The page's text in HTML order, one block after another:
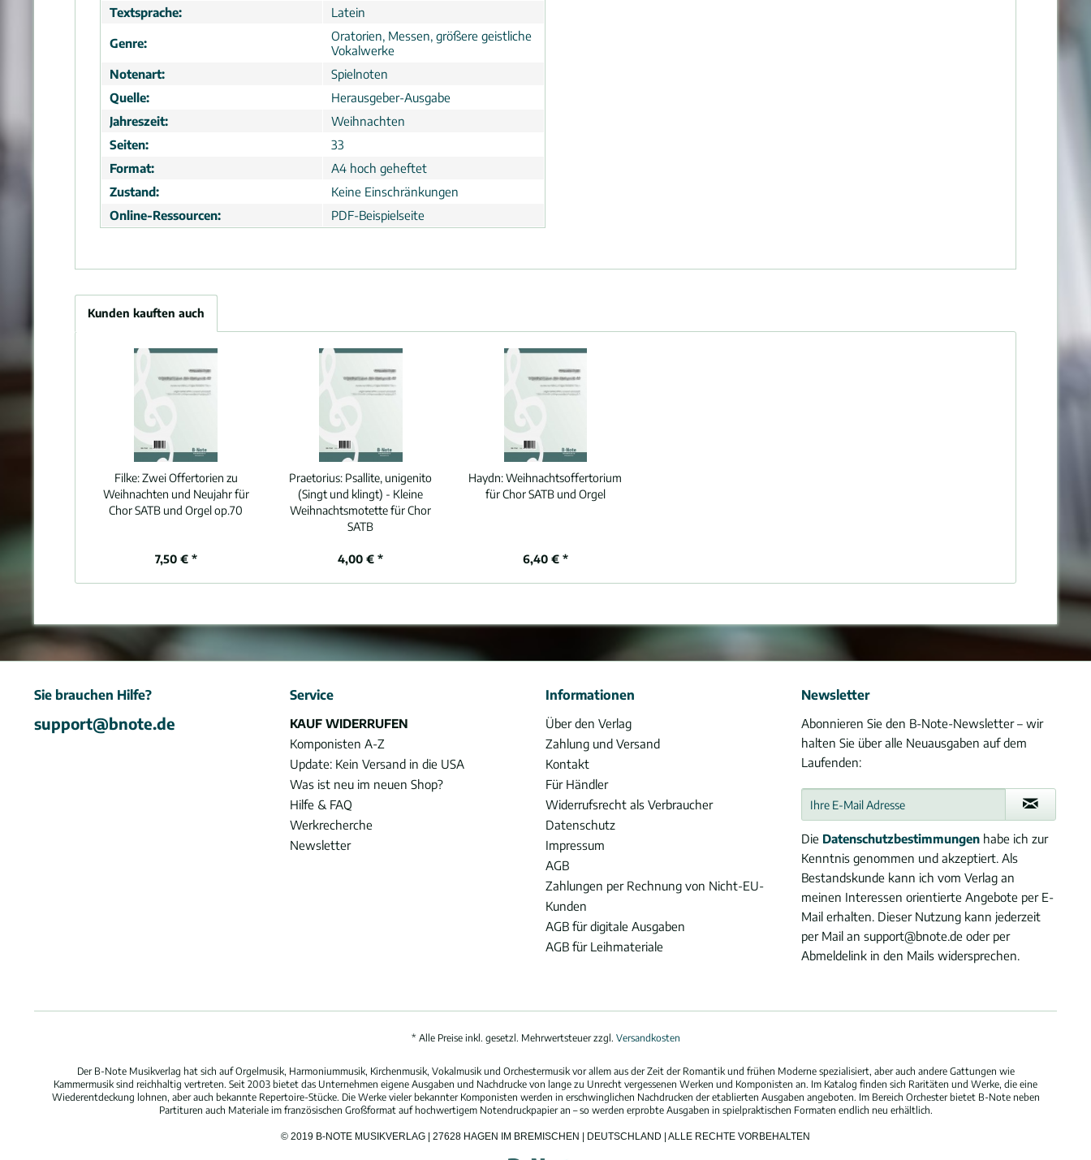
Textsprache:
Latein
Genre:
Oratorien, Messen, größere geistliche
Vokalwerke
Notenart:
Spielnoten
Quelle:
Herausgeber-Ausgabe
Jahreszeit:
Weihnachten
Seiten:
33
Format:
A4 hoch geheftet
Zustand:
Keine Einschränkungen
Online-Ressourcen:
PDF-Beispielseite
Kunden kauften auch
Filke:Zwei Offertorien zu
Weihnachten und Neujahr für
Chor SATB und Orgel op.70
7,50 € *
Praetorius: Psallite, unigenito
(Singt und klingt) - Kleine
Weihnachtsmotette für Chor
SATB
4,00 € *
Haydn:Weihnachtsoffertorium
für Chor SATB und Orgel
6,40 € *
Sie brauchen Hilfe?
support@bnote.de
Service
KAUF WIDERRUFEN
Komponisten A-Z
Update: Kein Versand in die USA
Was ist neu im neuen Shop?
Hilfe & FAQ
Werkrecherche
Newsletter
Informationen
Über den Verlag
Zahlung und Versand
Kontakt
Für Händler
Widerrufsrecht als Verbraucher
Datenschutz
Impressum
AGB
Zahlungen per Rechnung von Nicht-EU-
Kunden
AGB für digitale Ausgaben
AGB für Leihmateriale
Newsletter
Abonnieren Sie den B-Note-Newsletter – wir
halten Sie über alle Neuausgaben auf dem
Laufenden:
Die Datenschutzbestimmungen habe ich zur
Kenntnis genommen und akzeptiert. Als
Bestandskunde kann ich vom Verlag an
meinen Interessen orientierte Angebote per E-
Mail erhalten. Dieser Nutzung kann jederzeit
per Mail an support@bnote.de oder per
Abmeldelink in den Mails widersprechen.
* Alle Preise inkl. gesetzl. Mehrwertsteuer zzgl. Versandkosten
Der B-Note Musikverlag hat sich auf Orgelmusik, Harmoniummusik, Kirchenmusik, Vokalmusik und Orchestermusik vor allem aus der Zeit der Romantik und frühen Moderne spezialisiert, aber auch andere Gattungen wie
Kammermusik sind reichhaltig vertreten. Seit 2003 bietet das Unternehmen eigene Ausgaben und Nachdrucke von lange zu Unrecht vergessenen Werken und Komponisten an. Im Katalog finden sich Raritäten und Werke, die eine
Wiederentdeckung lohnen, aber auch bekannte Repertoire-Stücke. Die Werke vieler bekannter Komponisten werden in erschwinglichen Nachdrucken der etablierten Ausgaben angeboten. Im Bereich Orchester bietet B-Note neben
Partituren auch Materiale im französischen Großformat auf hochwertigem Notendruckpapier an – so werden erprobte Ausgaben in spielpraktischen Formaten endlich neu erhältlich.
© 2019 B-NOTE MUSIKVERLAG | 27628 HAGEN IM BREMISCHEN | DEUTSCHLAND | ALLE RECHTE VORBEHALTEN